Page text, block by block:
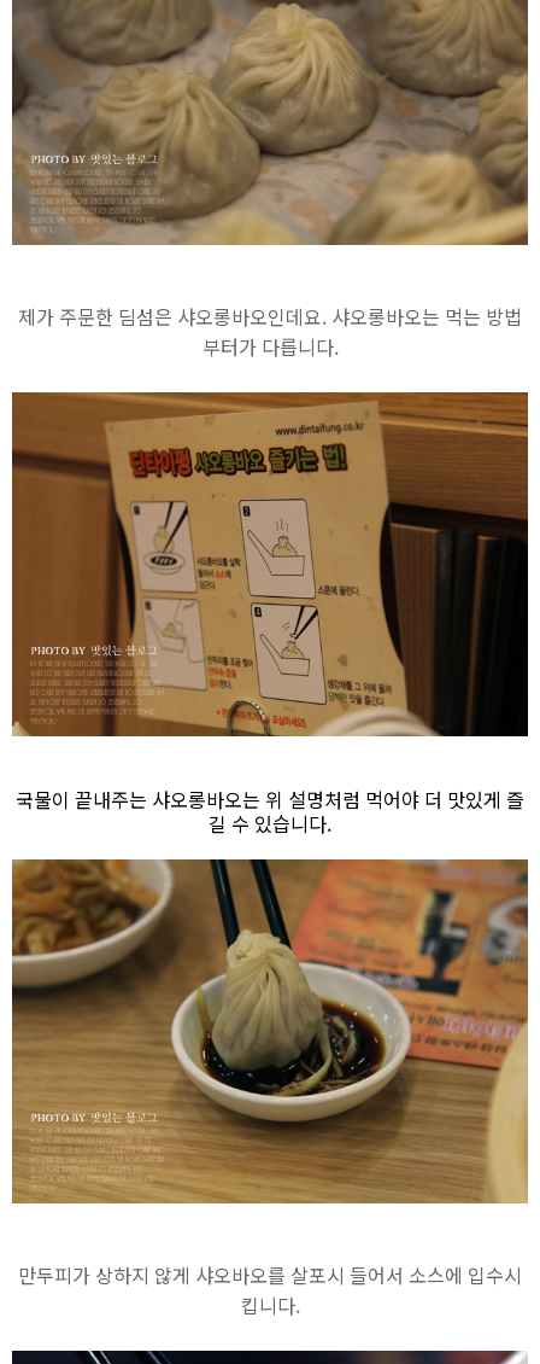
제가 주문한 딤섬은 샤오롱바오인데요. 샤오롱바오는 먹는 방법
부터가 다릅니다.
국물이 끝내주는 샤오롱바오는 위 설명처럼 먹어야 더 맛있게 즐
길 수 있습니다.
만두피가 상하지 않게 샤오바오를 살포시 들어서 소스에 입수시
킵니다.